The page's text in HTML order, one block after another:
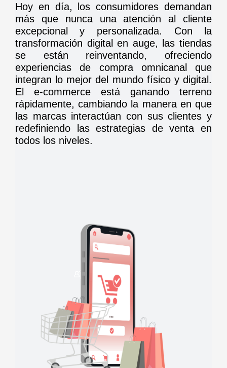
Hoy en día, los consumidores demandan
más que nunca una atención al cliente
excepcional y personalizada. Con la
transformación digital en auge, las tiendas
se están reinventando, ofreciendo
experiencias de compra omnicanal que
integran lo mejor del mundo físico y digital.
El e-commerce está ganando terreno
rápidamente, cambiando la manera en que
las marcas interactúan con sus clientes y
redefiniendo las estrategias de venta en
todos los niveles.